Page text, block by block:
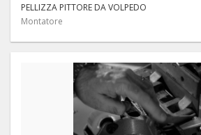
PELLIZZA PITTORE DA VOLPEDO
Montatore